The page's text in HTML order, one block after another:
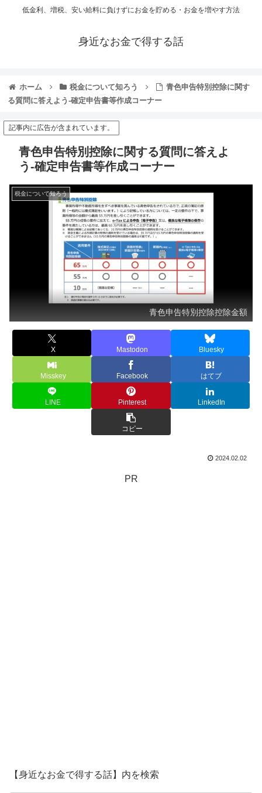
低金利、増税、安い給料に負けずにお金を貯める・お金を増やす方法
身近なお金で得する話
ホーム 税金について知ろう
青色申告特別控除に関す
る質問に答えよう-確定申告書等作成コーナー
記事内に広告が含まれています。
青色申告特別控除に関する質問に答えよ
う-確定申告書等作成コーナー
税金について知ろう
青色申告特別控除控除金額
X Mastodon Bluesky
Misskey Facebook はてブ
LINE Pinterest LinkedIn
コピー
2024.02.02
PR
【身近なお金で得する話】内を検索